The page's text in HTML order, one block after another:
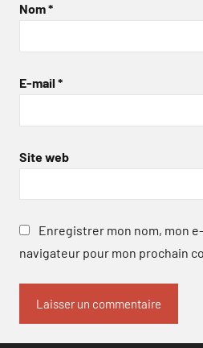
Nom*
E-mail *
Site web
Enregistrer mon nom, mon
navigateur pour mon prochain